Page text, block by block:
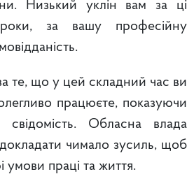
Низький уклін вам за ці
за вашу професійну
те, що у цей складний час ви
працюєте, показуючи
Обласна влада
чимало зусиль, щоб
умови праці та життя.